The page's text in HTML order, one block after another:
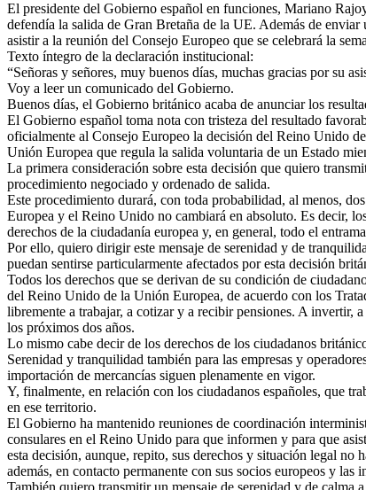
El presidente del Gobierno español en funciones, Mariano
defendía la salida de Gran Bretaña de la UE. Además de
asistir a la reunión del Consejo Europeo que se celebrará la
Texto íntegro de la declaración institucional:
“Señoras y señores, muy buenos días, muchas gracias por su
Voy a leer un comunicado del Gobierno.
Buenos días, el Gobierno británico acaba de anunciar los
El Gobierno español toma nota con tristeza del resultado
oficialmente al Consejo Europeo la decisión del Reino Unido
Unión Europea que regula la salida voluntaria de un Estado
La primera consideración sobre esta decisión que quiero
procedimiento negociado y ordenado de salida.
Este procedimiento durará, con toda probabilidad, al menos,
Europea y el Reino Unido no cambiará en absoluto. Es decir,
derechos de la ciudadanía europea y, en general, todo el
Por ello, quiero dirigir este mensaje de serenidad y de
puedan sentirse particularmente afectados por esta decisión
Todos los derechos que se derivan de su condición de
del Reino Unido de la Unión Europea, de acuerdo con los
libremente a trabajar, a cotizar y a recibir pensiones. A invertir,
los próximos dos años.
Lo mismo cabe decir de los derechos de los ciudadanos
Serenidad y tranquilidad también para las empresas y
importación de mercancías siguen plenamente en vigor.
Y, finalmente, en relación con los ciudadanos españoles, que
en ese territorio.
El Gobierno ha mantenido reuniones de coordinación
consulares en el Reino Unido para que informen y para que
esta decisión, aunque, repito, sus derechos y situación legal
además, en contacto permanente con sus socios europeos y